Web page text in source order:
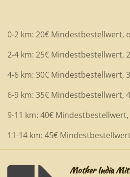
0-2 km: 20€ Mindestbestellwert,
2-4 km: 25€ Mindestbestellwert,
4-6 km: 30€ Mindestbestellwert,
6-9 km: 35€ Mindestbestellwert,
9-11 km: 40€
11-14 km: 45€
Mother India